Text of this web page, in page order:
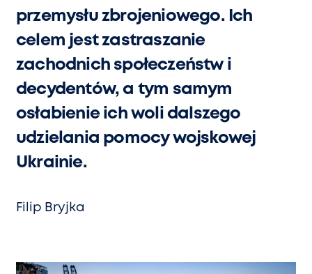
przemysłu zbrojeniowego. Ich
celem jest zastraszanie
zachodnich społeczeństw i
decydentów, a tym samym
osłabienie ich woli dalszego
udzielania pomocy wojskowej
Ukrainie.
Filip Bryjka